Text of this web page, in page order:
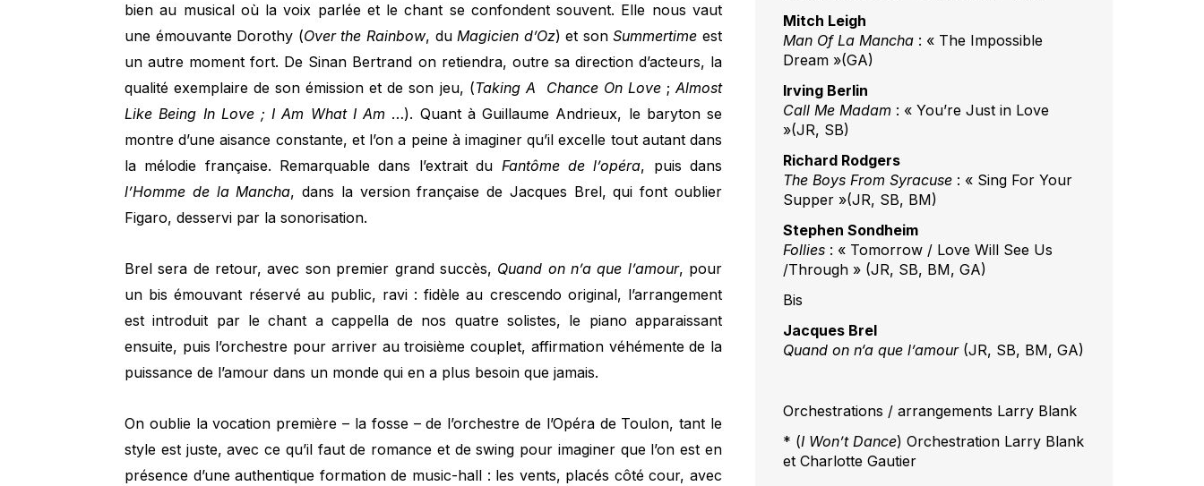
bien au musical où la voix parlée et le chant se confondent souvent. Elle nous vaut
une émouvante Dorothy (Over the Rainbow, duMagicien d’Oz) et sonSummertime est
un autre moment fort. De Sinan Bertrand on retiendra, outre sa direction d’acteurs, la
qualité exemplaire de son émission et de son jeu, (Taking A Chance On Love;Almost
Like Being In Love ; I Am What I Am …). Quant à Guillaume Andrieux, le baryton se
montre d’une aisance constante, et l’on a peine à imaginer qu’il excelle tout autant dans
la mélodie française. Remarquable dans l’extrait du Fantôme de l’opéra, puis dans
l’Homme de la Mancha, dans la version française de Jacques Brel, qui font oublier
Figaro, desservi par la sonorisation.
Brel sera de retour, avec son premier grand succès, Quand on n’a que l’amour, pour
un bis émouvant réservé au public, ravi : fidèle au crescendo original, l’arrangement
est introduit par le chant a cappella de nos quatre solistes, le piano apparaissant
ensuite, puis l’orchestre pour arriver au troisième couplet, affirmation véhémente de la
puissance de l’amour dans un monde qui en a plus besoin que jamais.
On oublie la vocation première – la fosse – de l’orchestre de l’Opéra de Toulon, tant le
style est juste, avec ce qu’il faut de romance et de swing pour imaginer que l’on est en
présence d’une authentique formation de music-hall : les vents, placés côté cour, avec
Mitch Leigh
Man Of La Mancha : « The Impossible
Dream »(GA)
Irving Berlin
Call Me Madam : « You’re Just in Love
»(JR, SB)
Richard Rodgers
The Boys From Syracuse: « Sing For Your
Supper »(JR, SB, BM)
Stephen Sondheim
Follies: « Tomorrow / Love Will See Us
/Through » (JR, SB, BM, GA)
Bis
Jacques Brel
Quand on n‘a que l’amour (JR, SB, BM, GA)
Orchestrations / arrangements Larry Blank
* (I Won’t Dance) Orchestration Larry Blank
et Charlotte Gautier